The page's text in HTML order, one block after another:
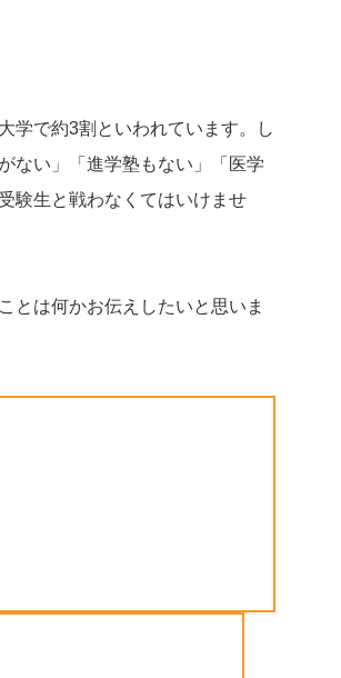
学で約3割といわれています。し
ない」「進学塾もない」「医学
験生と戦わなくてはいけませ
とは何かお伝えしたいと思いま